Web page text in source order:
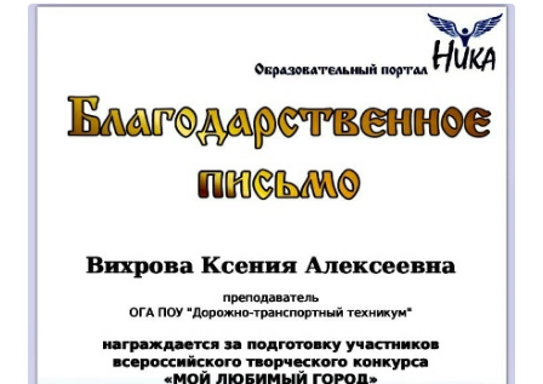
Профориентация
Региональный центр по профилактике ДДТТ
Учебно-производственный комплекс
Всероссийское чемпионатное движение
Региональная инновационная площадка
СВЕДЕНИЯ ОБ ОБРАЗОВАТЕЛЬНОЙ ОРГАНИЗАЦИИ